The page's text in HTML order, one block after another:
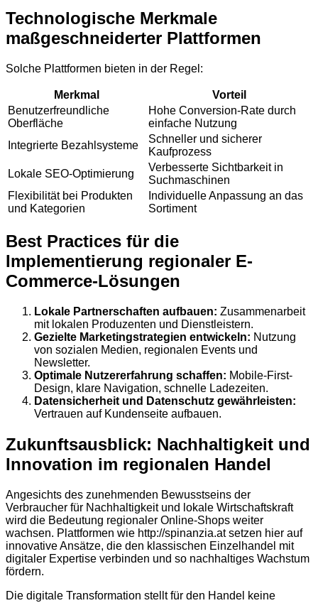
Technologische Merkmale
maßgeschneiderter Plattformen
Solche Plattformen bieten in der Regel:
Merkmal
Vorteil
Benutzerfreundliche
Oberfläche
Hohe Conversion-Rate durch
einfache Nutzung
Integrierte Bezahlsysteme
Schneller und sicherer
Kaufprozess
Lokale SEO-Optimierung
Verbesserte Sichtbarkeit in
Suchmaschinen
Flexibilität bei Produkten
und Kategorien
Individuelle Anpassung an das
Sortiment
Best Practices für die
Implementierung regionaler E-
Commerce-Lösungen
Lokale Partnerschaften aufbauen: Zusammenarbeit
mit lokalen Produzenten und Dienstleistern.
Gezielte Marketingstrategien entwickeln: Nutzung
von sozialen Medien, regionalen Events und
Newsletter.
Optimale Nutzererfahrung schaffen: Mobile-First-
Design, klare Navigation, schnelle Ladezeiten.
Datensicherheit und Datenschutz gewährleisten:
Vertrauen auf Kundenseite aufbauen.
Zukunftsausblick: Nachhaltigkeit und
Innovation im regionalen Handel
Angesichts des zunehmenden Bewusstseins der
Verbraucher für Nachhaltigkeit und lokale Wirtschaftskraft
wird die Bedeutung regionaler Online-Shops weiter
wachsen. Plattformen wie http://spinanzia.at setzen hier auf
innovative Ansätze, die den klassischen Einzelhandel mit
digitaler Expertise verbinden und so nachhaltiges Wachstum
fördern.
Die digitale Transformation stellt für den Handel keine